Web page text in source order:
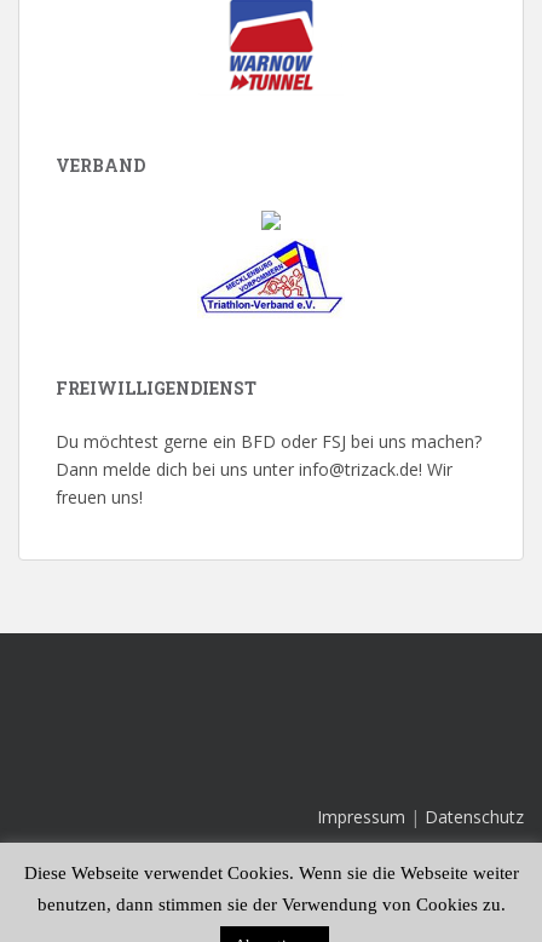
VERBAND
FREIWILLIGENDIENST
Du möchtest gerne ein BFD oder FSJ bei uns machen?
Dann melde dich bei uns unter info@trizack.de! Wir
freuen uns!
Impressum | Datenschutz
Diese Webseite verwendet Cookies. Wenn sie die Webseite weiter
benutzen, dann stimmen sie der Verwendung von Cookies zu.